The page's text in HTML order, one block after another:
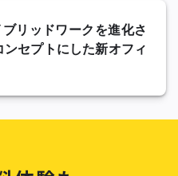
リッドワークを進化さ
ンセプトにした新オフィ